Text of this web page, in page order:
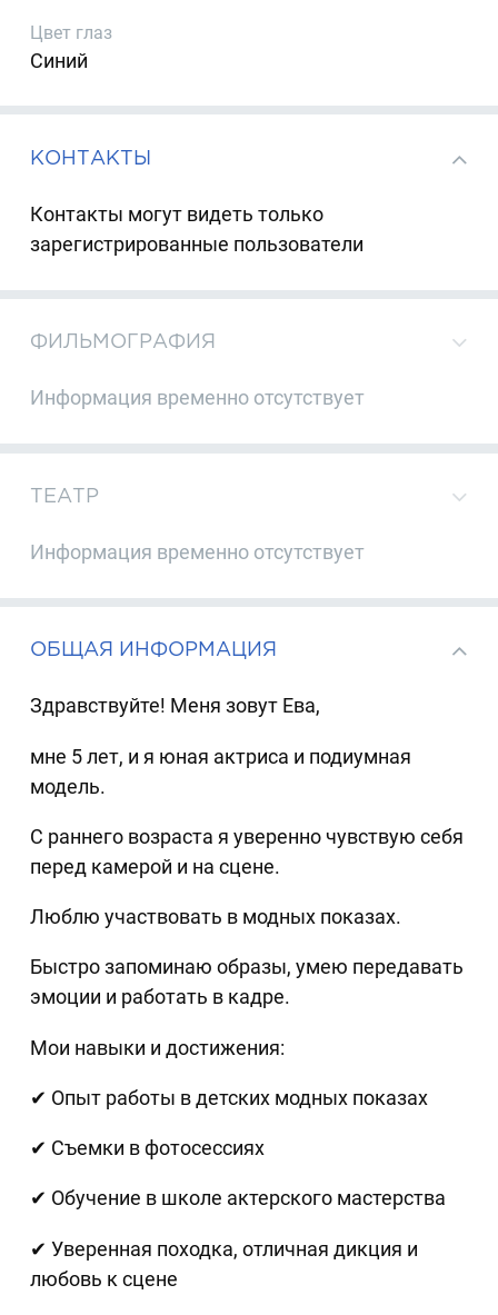
Цвет глаз
Синий
КОНТАКТЫ
Контакты могут видеть только
зарегистрированные пользователи
ФИЛЬМОГРАФИЯ
Информация временно отсутствует
ТЕАТР
Информация временно отсутствует
ОБЩАЯ ИНФОРМАЦИЯ
Здравствуйте! Меня зовут Ева,
мне 5 лет, и я юная актриса и подиумная
модель.
С раннего возраста я уверенно чувствую себя
перед камерой и на сцене.
Люблю участвовать в модных показах.
Быстро запоминаю образы, умею передавать
эмоции и работать в кадре.
Мои навыки и достижения:
✔ Опыт работы в детских модных показах
✔ Съемки в фотосессиях
✔ Обучение в школе актерского мастерства
✔ Уверенная походка, отличная дикция и
любовь к сцене